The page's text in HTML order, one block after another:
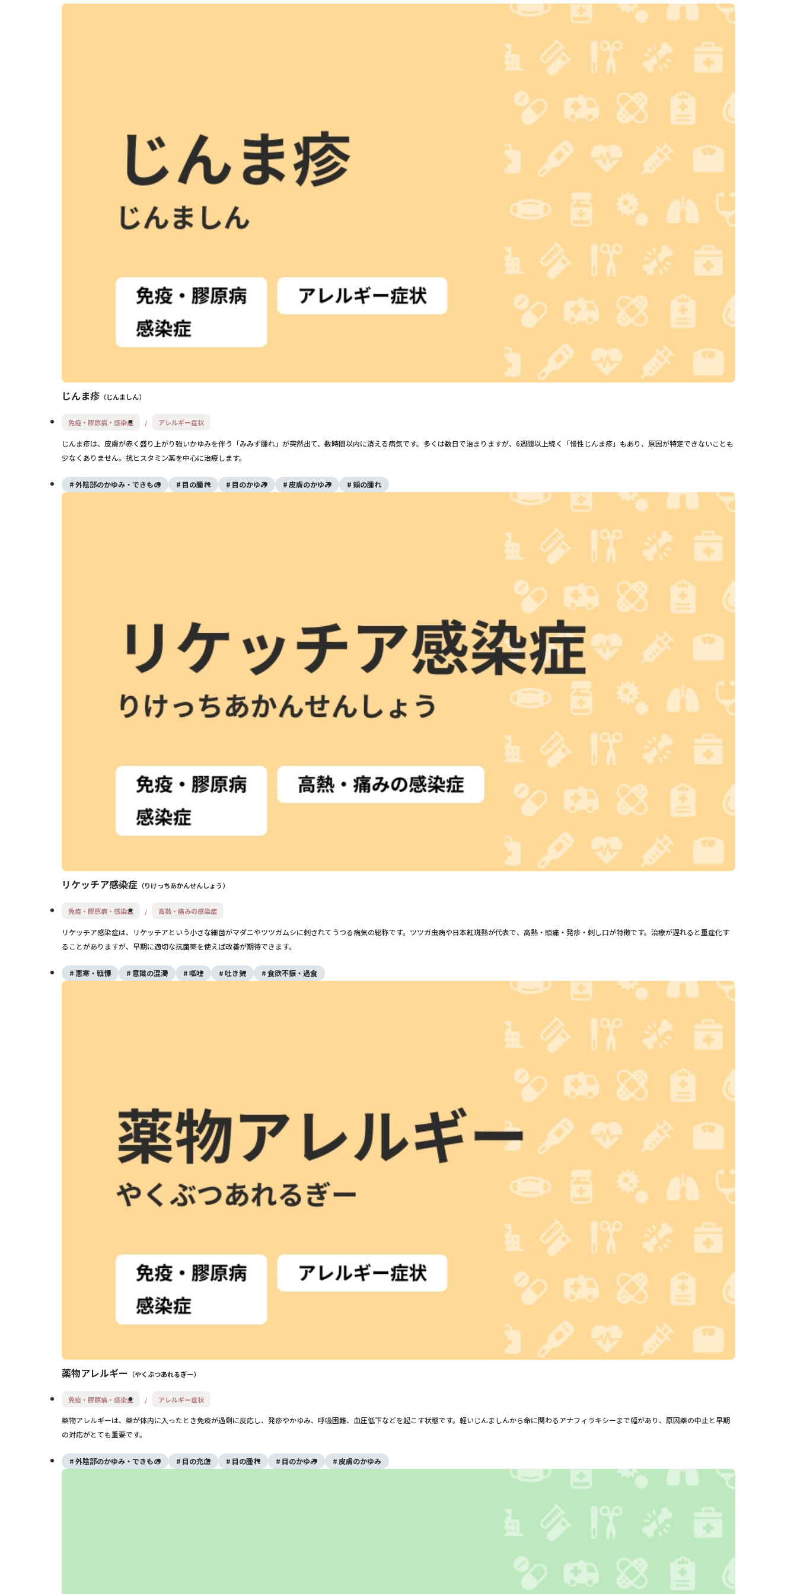
じんま疹 じんましん
免疫・膠原病・感染症 アレルギー症状
じんま疹は、皮膚が赤く盛り上がり強いかゆみを伴う「みみず腫れ」が突然出て、数時間以内に消える病気です。多くは数日で治まりますが、6週間以上続く「慢性じんま疹」もあり、原因が特定できないことも
少なくありません。抗ヒスタミン薬を中心に治療します。
外陰部のかゆみ・できもの 目の腫れ 目のかゆみ 皮膚のかゆみ 頬の腫れ
リケッチア感染症 りけっちあかんせんしょう
免疫・膠原病・感染症 高熱・痛みの感染症
リケッチア感染症は、リケッチアという小さな細菌がマダニやツツガムシに刺されてうつる病気の総称です。ツツガ虫病や日本紅斑熱が代表で、高熱・頭痛・発疹・刺し口が特徴です。治療が遅れると重症化す
ることがありますが、早期に適切な抗菌薬を使えば改善が期待できます。
悪寒・戦慄 意識の混濁 嘔吐 吐き気 食欲不振・過食
薬物アレルギー やくぶつあれるぎー
免疫・膠原病・感染症 アレルギー症状
薬物アレルギーは、薬が体内に入ったとき免疫が過剰に反応し、発疹やかゆみ、呼吸困難、血圧低下などを起こす状態です。軽いじんましんから命に関わるアナフィラキシーまで幅があり、原因薬の中止と早期
の対応がとても重要です。
外陰部のかゆみ・できもの 目の充血 目の腫れ 目のかゆみ 皮膚のかゆみ